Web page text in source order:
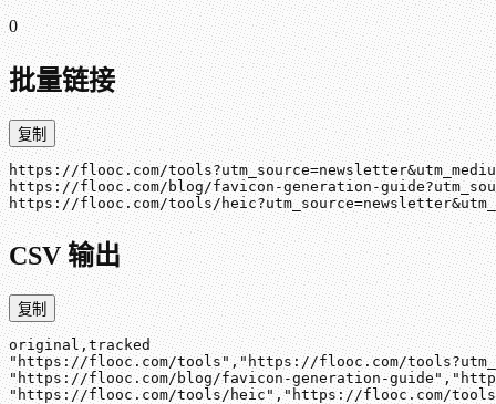
0
批量链接
复制
https://flooc.com/
https://flooc.com/blog/favicon-generation-
https://flooc.com/tools/
CSV 输出
复制
original,tracked
"https://flooc.com/tools","https://flooc.com/
"https://flooc.com/blog/favicon-generation-
"https://flooc.com/tools/heic","https://flooc.com/tools/